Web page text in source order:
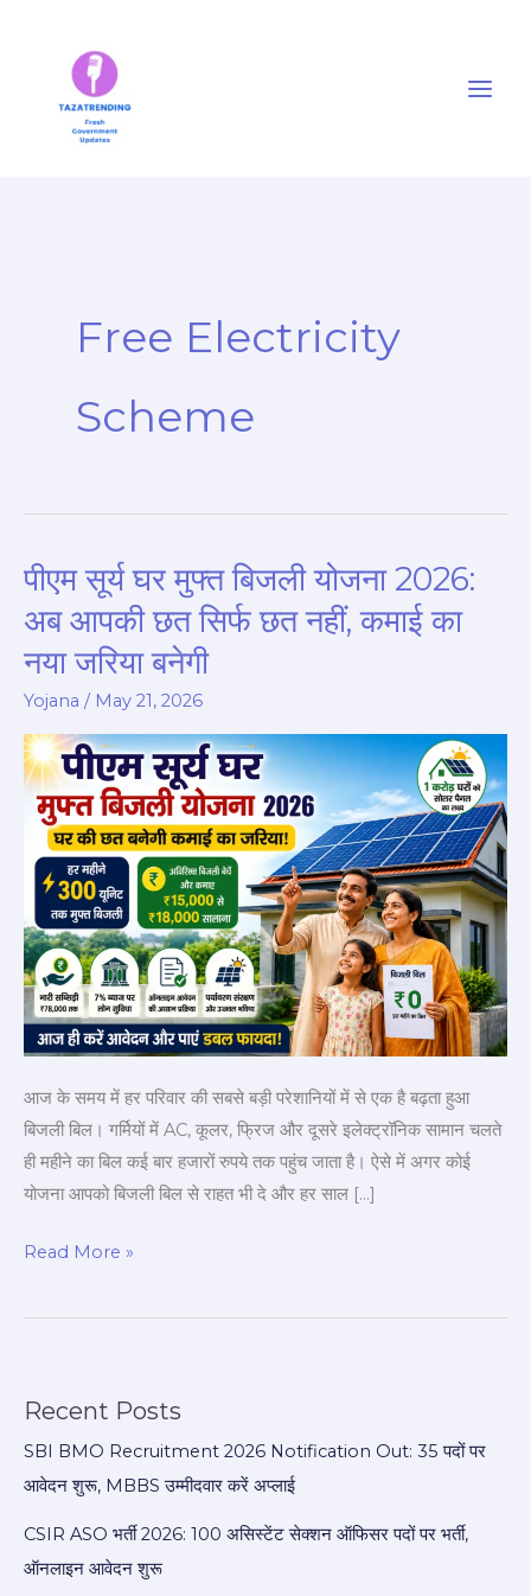
Free Electricity
Scheme
पीएम सूर्य घर मुफ्त बिजली योजना 2026:
अब आपकी छत सिर्फ छत नहीं, कमाई का
नया जरिया बनेगी
Yojana / May 21, 2026
आज के समय में हर परिवार की सबसे बड़ी परेशानियों में से एक है बढ़ता हुआ
बिजली बिल। गर्मियों में AC, कूलर, फ्रिज और दूसरे इलेक्ट्रॉनिक सामान चलते
ही महीने का बिल कई बार हजारों रुपये तक पहुंच जाता है। ऐसे में अगर कोई
योजना आपको बिजली बिल से राहत भी दे और हर साल […]
पीएम
घर
मुफ्त
बिजली
योजना
2026:
अब
आपकी
छत
सिर्फ
छत
नहीं,
कमाई
का
नया
जरिया
बनेगी
Read More »
Recent Posts
SBI BMO Recruitment 2026 Notification Out: 35 पदों पर
आवेदन शुरू, MBBS उम्मीदवार करें अप्लाई
CSIR ASO भर्ती 2026: 100 असिस्टेंट सेक्शन ऑफिसर पदों पर भर्ती,
ऑनलाइन आवेदन शुरू